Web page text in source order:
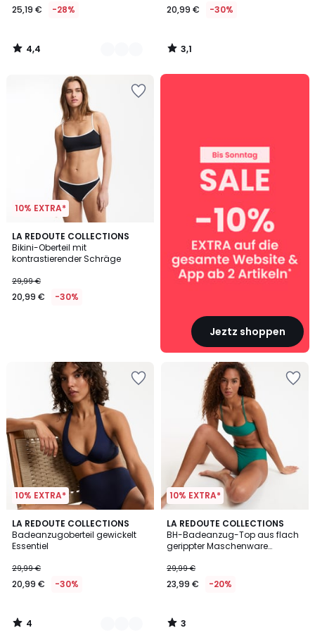
25,19 € -28%
4,4
/
20,99 € -30%
3,1
/
10% EXTRA*
LA REDOUTE COLLECTIONS
Bikini-Oberteil mit
kontrastierender Schräge
29,99 €
20,99 € -30%
Jeztz shoppen
SALE
Artikeln*
10% EXTRA*
LA REDOUTE COLLECTIONS
Badeanzugoberteil gewickelt
Essentiel
29,99 €
20,99 € -30%
4
/
5
2
Farben
4
/
10% EXTRA*
LA REDOUTE COLLECTIONS
BH-Badeanzug-Top aus flach
gerippter Maschenware
29,99 €
23,99 € -20%
3
/
5
3
/